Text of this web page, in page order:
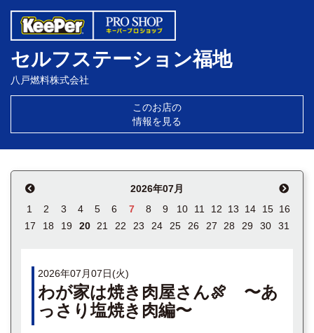
セルフステーション福地
八戸燃料株式会社
このお店の
情報を見る
2026年07月
1
2 3 4 5 6 7 8 9 10 11 12 13 14 15 16
17
18 19 20 21 22 23 24 25 26 27 28 29 30 31
2026年07月07日(火)
わが家は焼き肉屋さん🍖 〜あ
っさり塩焼き肉編〜